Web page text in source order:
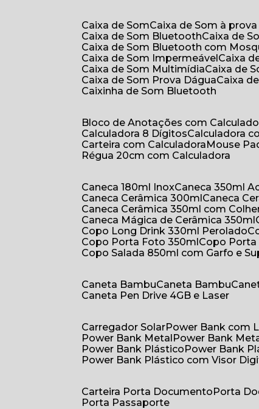
Caixa de Som
Caixa de Som à prova
Caixa de Som Bluetooth
Caixa de
Caixa de Som Bluetooth com
Caixa de Som Impermeável
Caixa
Caixa de Som Multimídia
Caixa de
Caixa de Som Prova Dágua
Caixa
Caixinha de Som Bluetooth
Bloco de Anotações com
Calculadora 8 Dígitos
Calculadora
Carteira com Calculadora
Mouse
Régua 20cm com Calculadora
Caneca 180ml Inox
Caneca 350ml
Caneca Cerâmica 300ml
Caneca
Caneca Cerâmica 350ml com
Caneca Mágica de Cerâmica 350ml
Copo Long Drink 330ml Perolado
Copo Porta Foto 350ml
Copo
Copo Salada 850ml com Garfo e
Caneta Bambu
Caneta Bambu
Caneta Pen Drive 4GB e Laser
Carregador Solar
Power Bank com
Power Bank Metal
Power Bank
Power Bank Plástico
Power Bank
Power Bank Plástico com Visor
Carteira Porta Documento
Porta
Porta Passaporte